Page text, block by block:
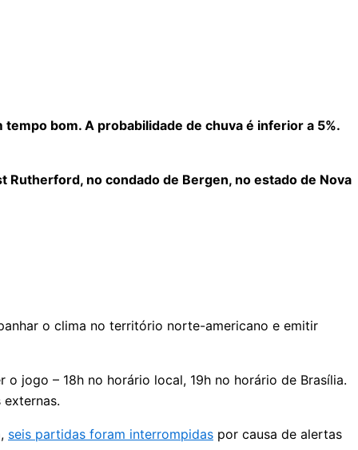
bom. A probabilidade de chuva é inferior a 5%.
Rutherford, no condado de Bergen, no estado de Nova
o clima no território norte-americano e emitir
jogo – 18h no horário local, 19h no horário de Brasília.
seis partidas foram interrompidas por causa de alertas